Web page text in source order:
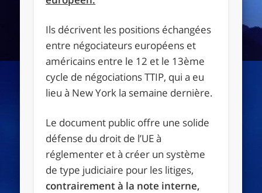
Ils décrivent les positions échangées
entre négociateurs européens et
américains entre le 12 et le 13ème
cycle de négociations TTIP, qui a eu
lieu à New York la semaine dernière.
Le document public offre une solide
défense du droit de l’UE à
réglementer et à créer un système
de type judiciaire pour les litiges,
contrairement à la note interne,